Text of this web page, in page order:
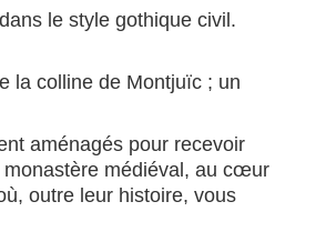
le style gothique civil.
la colline de Montjuïc ; un
aménagés pour recevoir
monastère médiéval, au cœur
outre leur histoire, vous